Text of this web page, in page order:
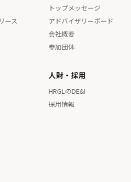
ース
トップメッセージ
アドバイザリーボード
会社概要
参加団体
人財・採用
HRGLのDE&I
採用情報